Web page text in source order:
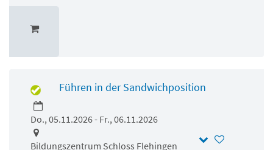
Führen in der Sandwichposition
Do., 05.11.2026 - Fr., 06.11.2026
Bildungszentrum Schloss Flehingen